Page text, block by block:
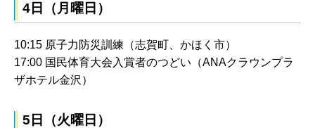
4日（月曜日）
10:15 原子力防災訓練（志賀町、かほく市）
17:00 国民体育大会入賞者のつどい（ANAクラウンプラ
ザホテル金沢）
5日（火曜日）